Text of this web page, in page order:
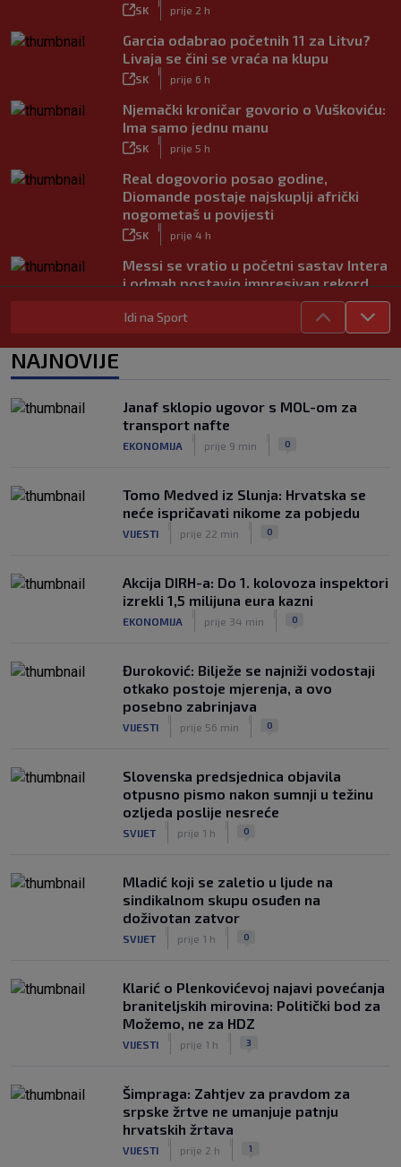
SK prije 2 h
Garcia odabrao početnih 11 za Litvu?
Livaja se čini se vraća na klupu
SK prije 6 h
Njemački kroničar govorio o Vuškoviću:
Ima samo jednu manu
SK prije 5 h
Real dogovorio posao godine,
Diomande postaje najskuplji afrički
nogometaš u povijesti
SK prije 4 h
Messi se vratio u početni sastav Intera
i odmah postavio impresivan rekord
Novo Dinamovo pojačanje ubrzo
potpisuje, prvo će igrati u Lekinoj
Idi na Sport
NAJNOVIJE
Janaf sklopio ugovor s MOL-om za
transport nafte
EKONOMIJA prije 9 min 0
Tomo Medved iz Slunja: Hrvatska se
neće ispričavati nikome za pobjedu
VIJESTI prije 22 min 0
Akcija DIRH-a: Do 1. kolovoza inspektori
izrekli 1,5 milijuna eura kazni
EKONOMIJA prije 34 min 0
Đuroković: Bilježe se najniži vodostaji
otkako postoje mjerenja, a ovo
posebno zabrinjava
VIJESTI prije 56 min 0
Slovenska predsjednica objavila
otpusno pismo nakon sumnji u težinu
ozljeda poslije nesreće
SVIJET prije 1 h 0
Mladić koji se zaletio u ljude na
sindikalnom skupu osuđen na
doživotan zatvor
SVIJET prije 1 h 0
Klarić o Plenkovićevoj najavi povećanja
braniteljskih mirovina: Politički bod za
Možemo, ne za HDZ
VIJESTI prije 1 h 3
Šimpraga: Zahtjev za pravdom za
srpske žrtve ne umanjuje patnju
hrvatskih žrtava
VIJESTI prije 2 h 1